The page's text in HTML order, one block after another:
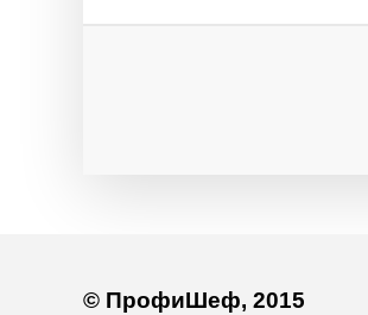
© ПрофиШеф, 2015